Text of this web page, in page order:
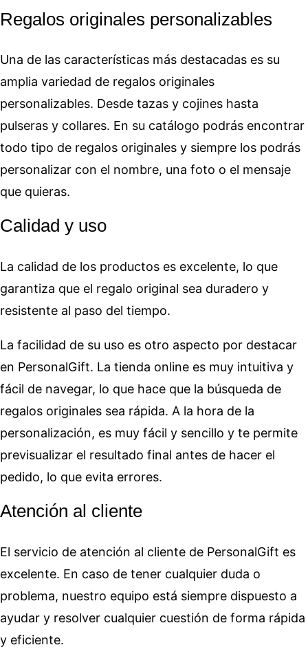
Regalos originales personalizables
Una de las características más destacadas es su
amplia variedad de regalos originales
personalizables. Desde tazas y cojines hasta
pulseras y collares. En su catálogo podrás encontrar
todo tipo de regalos originales y siempre los podrás
personalizar con el nombre, una foto o el mensaje
que quieras.
Calidad y uso
La calidad de los productos es excelente, lo que
garantiza que el regalo original sea duradero y
resistente al paso del tiempo.
La facilidad de su uso es otro aspecto por destacar
en PersonalGift. La tienda online es muy intuitiva y
fácil de navegar, lo que hace que la búsqueda de
regalos originales sea rápida. A la hora de la
personalización, es muy fácil y sencillo y te permite
previsualizar el resultado final antes de hacer el
pedido, lo que evita errores.
Atención al cliente
El servicio de atención al cliente de PersonalGift es
excelente. En caso de tener cualquier duda o
problema, nuestro equipo está siempre dispuesto a
ayudar y resolver cualquier cuestión de forma rápida
y eficiente.